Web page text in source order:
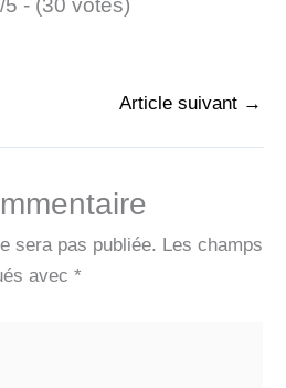
5 - (30 votes)
Article suivant →
sera pas publiée. Les champs
avec *